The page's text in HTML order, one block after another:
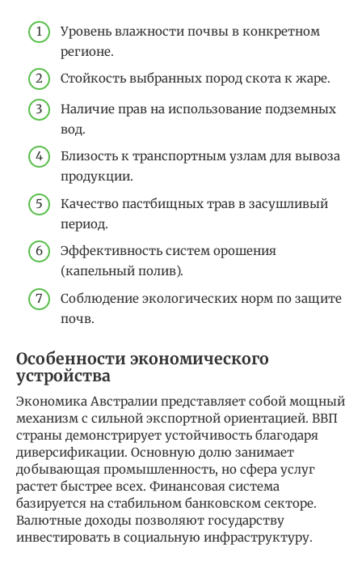
Уровень влажности почвы в конкретном
регионе.
Стойкость выбранных пород скота к жаре.
Наличие прав на использование подземных
вод.
Близость к транспортным узлам для вывоза
продукции.
Качество пастбищных трав в засушливый
период.
Эффективность систем орошения
(капельный полив).
Соблюдение экологических норм по защите
почв.
Особенности экономического
устройства
Экономика Австралии представляет собой мощный
механизм с сильной экспортной ориентацией. ВВП
страны демонстрирует устойчивость благодаря
диверсификации. Основную долю занимает
добывающая промышленность, но сфера услуг
растет быстрее всех. Финансовая система
базируется на стабильном банковском секторе.
Валютные доходы позволяют государству
инвестировать в социальную инфраструктуру.